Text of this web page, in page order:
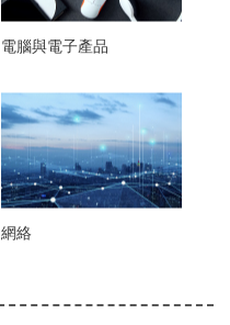
電腦與電子產品
網絡